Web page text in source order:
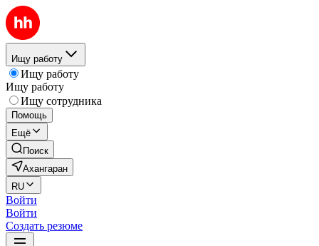
Ищу работу
Ищу работу
Ищу работу
Ищу сотрудника
Помощь
Ещё
Поиск
Ахангаран
RU
Войти
Войти
Создать резюме